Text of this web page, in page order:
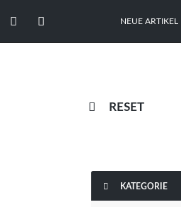
  NEUE ARTIKEL
 RESET
 KATEGORIE